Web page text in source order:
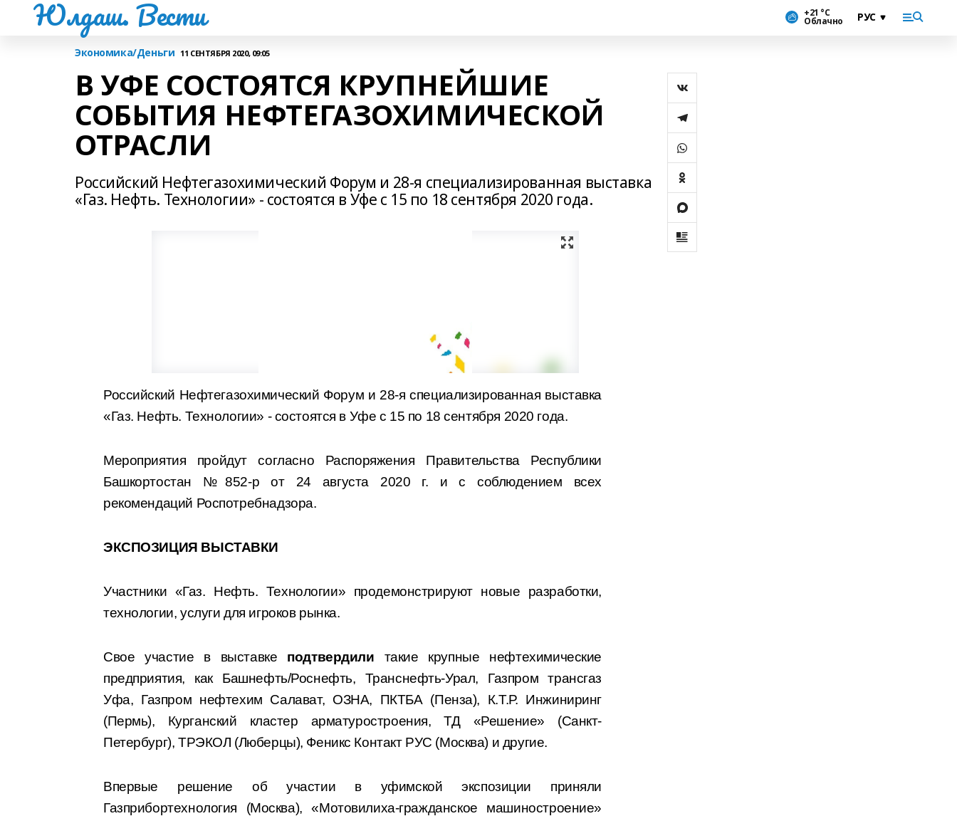
Юлдаш. Вести +21 °С
Облачно
Экономика/Деньги 11 СЕНТЯБРЯ 2020, 09:05
В УФЕ СОСТОЯТСЯ КРУПНЕЙШИЕ
СОБЫТИЯ НЕФТЕГАЗОХИМИЧЕСКОЙ
ОТРАСЛИ
Российский Нефтегазохимический Форум и 28-я специализированная выставка
«Газ. Нефть. Технологии» - состоятся в Уфе с 15 по 18 сентября 2020 года.
Российский Нефтегазохимический Форум и 28-я специализированная выставка
«Газ. Нефть. Технологии» - состоятся в Уфе с 15 по 18 сентября 2020 года.
Мероприятия пройдут согласно Распоряжения Правительства Республики
Башкортостан №852-р от 24 августа 2020 г. и с соблюдением всех
рекомендаций Роспотребнадзора.
ЭКСПОЗИЦИЯ ВЫСТАВКИ
Участники «Газ. Нефть. Технологии» продемонстрируют новые разработки,
технологии, услуги для игроков рынка.
Свое участие в выставке подтвердили такие крупные нефтехимические
предприятия, как Башнефть/Роснефть, Транснефть-Урал, Газпром трансгаз
Уфа, Газпром нефтехим Салават, ОЗНА, ПКТБА (Пенза), К.Т.Р. Инжиниринг
(Пермь), Курганский кластер арматуростроения, ТД «Решение» (Санкт-
Петербург), ТРЭКОЛ (Люберцы), Феникс Контакт РУС (Москва) и другие.
Впервые решение об участии в уфимской экспозиции приняли
Газприбортехнология (Москва), «Мотовилиха-гражданское машиностроение»